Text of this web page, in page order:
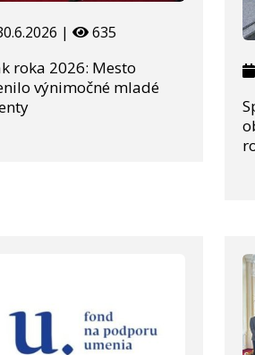
| 635
roka 2026: Mesto
výnimočné mladé